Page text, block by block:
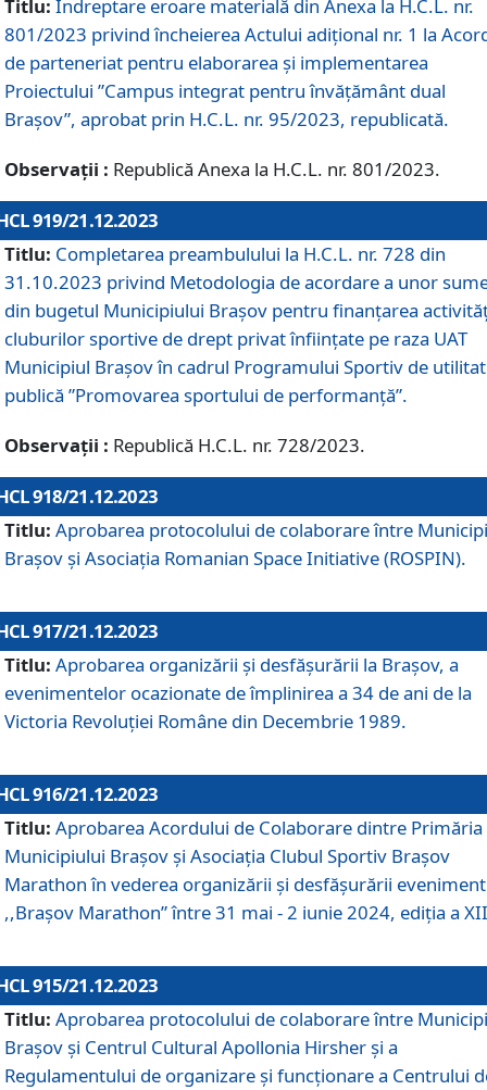
Titlu: Îndreptare eroare materială din Anexa la H.C.L. nr.
801/2023 privind încheierea Actului adițional nr. 1 la
de parteneriat pentru elaborarea și implementarea
Proiectului ”Campus integrat pentru învățământ dual
Brașov”, aprobat prin H.C.L. nr. 95/2023, republicată.
Observații : Republică Anexa la H.C.L. nr. 801/2023.
919/21.12.2023
Titlu: Completarea preambulului la H.C.L. nr. 728 din
31.10.2023 privind Metodologia de acordare a unor
din bugetul Municipiului Brașov pentru finanțarea
cluburilor sportive de drept privat înființate pe raza UAT
Municipiul Brașov în cadrul Programului Sportiv de
publică ”Promovarea sportului de performanță”.
Observații : Republică H.C.L. nr. 728/2023.
918/21.12.2023
Titlu: Aprobarea protocolului de colaborare între
Brașov și Asociația Romanian Space Initiative (ROSPIN).
917/21.12.2023
Titlu: Aprobarea organizării şi desfăşurării la Braşov, a
evenimentelor ocazionate de împlinirea a 34 de ani de la
Victoria Revoluţiei Române din Decembrie 1989.
916/21.12.2023
Titlu: Aprobarea Acordului de Colaborare dintre Primăria
Municipiului Brașov și Asociația Clubul Sportiv Brașov
Marathon în vederea organizării și desfășurării
,,Brașov Marathon” între 31 mai - 2 iunie 2024, ediția a
915/21.12.2023
Titlu: Aprobarea protocolului de colaborare între
Brașov și Centrul Cultural Apollonia Hirsher și a
Regulamentului de organizare și funcționare a Centrului